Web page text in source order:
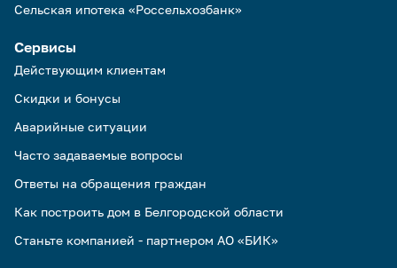
Сельская ипотека «Россельхозбанк»
Сервисы
Действующим клиентам
Скидки и бонусы
Аварийные ситуации
Часто задаваемые вопросы
Ответы на обращения граждан
Как построить дом в Белгородской области
Станьте компанией - партнером АО «БИК»